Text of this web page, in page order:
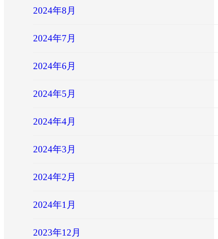
2024年8月
2024年7月
2024年6月
2024年5月
2024年4月
2024年3月
2024年2月
2024年1月
2023年12月